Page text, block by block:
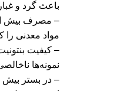
باعث گرد و
– مصرف بیش
مواد معدنی را
– کیفیت
نمونه‌ها
– در بستر